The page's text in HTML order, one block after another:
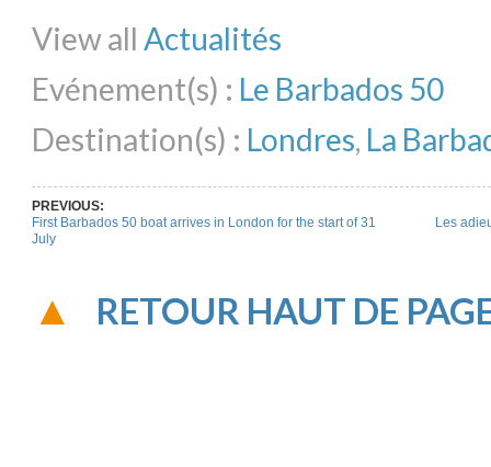
View all Actualités
Evénement(s) : Le Barbados 50
Destination(s) : Londres, La
PREVIOUS:
First Barbados 50 boat arrives in London for the start of 31
July
Les
RETOUR HAUT DE